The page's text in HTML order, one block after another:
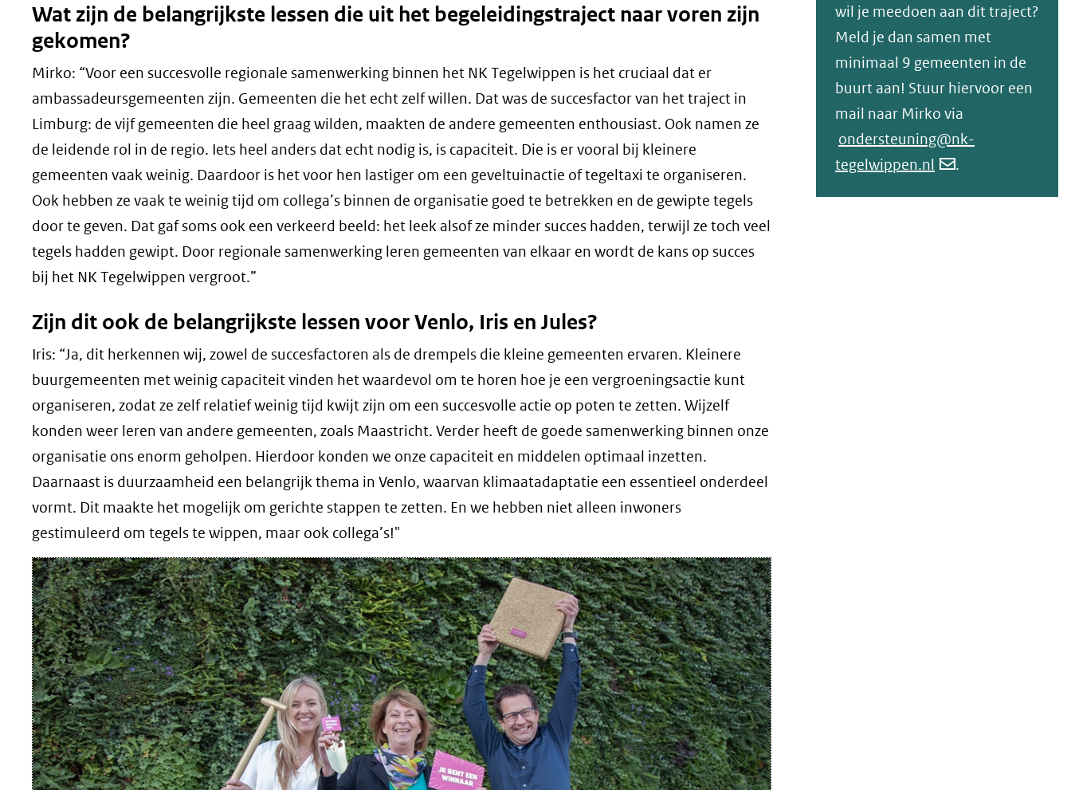
Wat zijn de belangrijkste lessen die uit het begeleidingstraject naar voren zijn
gekomen?
Mirko: “Voor een succesvolle regionale samenwerking binnen het NK Tegelwippen is het cruciaal dat er
ambassadeursgemeenten zijn. Gemeenten die het echt zelf willen. Dat was de succesfactor van het traject in
Limburg: de vijf gemeenten die heel graag wilden, maakten de andere gemeenten enthousiast. Ook namen ze
de leidende rol in de regio. Iets heel anders dat echt nodig is, is capaciteit. Die is er vooral bij kleinere
gemeenten vaak weinig. Daardoor is het voor hen lastiger om een geveltuinactie of tegeltaxi te organiseren.
Ook hebben ze vaak te weinig tijd om collega’s binnen de organisatie goed te betrekken en de gewipte tegels
door te geven. Dat gaf soms ook een verkeerd beeld: het leek alsof ze minder succes hadden, terwijl ze toch veel
tegels hadden gewipt. Door regionale samenwerking leren gemeenten van elkaar en wordt de kans op succes
bij het NK Tegelwippen vergroot.”
Zijn dit ook de belangrijkste lessen voor Venlo, Iris en Jules?
Iris: “Ja, dit herkennen wij, zowel de succesfactoren als de drempels die kleine gemeenten ervaren. Kleinere
buurgemeenten met weinig capaciteit vinden het waardevol om te horen hoe je een vergroeningsactie kunt
organiseren, zodat ze zelf relatief weinig tijd kwijt zijn om een succesvolle actie op poten te zetten. Wijzelf
konden weer leren van andere gemeenten, zoals Maastricht. Verder heeft de goede samenwerking binnen onze
organisatie ons enorm geholpen. Hierdoor konden we onze capaciteit en middelen optimaal inzetten.
Daarnaast is duurzaamheid een belangrijk thema in Venlo, waarvan klimaatadaptatie een essentieel onderdeel
vormt. Dit maakte het mogelijk om gerichte stappen te zetten. En we hebben niet alleen inwoners
gestimuleerd om tegels te wippen, maar ook collega’s!"
wil je meedoen aan dit traject?
Meld je dan samen met
minimaal 9 gemeenten in de
buurt aan! Stuur hiervoor een
mail naar Mirko via
ondersteuning@nk-
tegelwippen.nl
.